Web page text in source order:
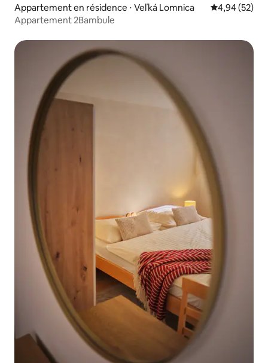
Appartement en résidence ⋅ Veľká Lomnica Évaluation
4,94 (52)
Appartement 2Bambule